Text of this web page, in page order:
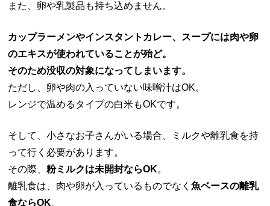
また、卵や乳製品も持ち込めません。
カップラーメンやインスタントカレー、スープには肉や卵
のエキスが使われていることが殆ど。
そのため没収の対象になってしまいます。
ただし、卵や肉の入っていない味噌汁はOK。
レンジで温めるタイプの白米もOKです。
そして、小さなお子さんがいる場合、ミルクや離乳食を持
って行く必要があります。
その際、粉ミルクは未開封ならOK。
離乳食は、肉や卵が入っているものでなく魚ベースの離乳
食ならOK。